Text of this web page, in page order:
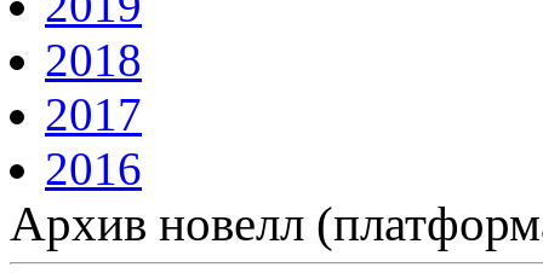
2018
2017
2016
Архив новелл